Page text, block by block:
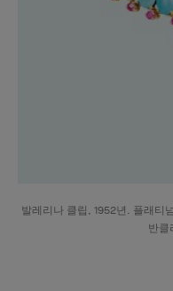
발레리나 클립, 1952년. 플래티
반클